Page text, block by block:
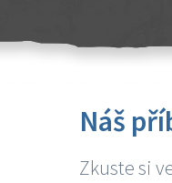
Náš
Zkuste si